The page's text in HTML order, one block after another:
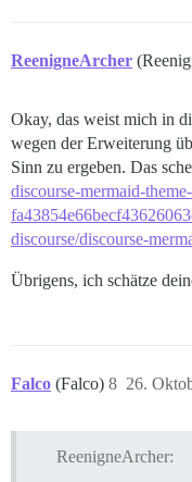
ReenigneArcher
Okay, das weist mich in
wegen der Erweiterung
Sinn zu ergeben. Das
discourse-mermaid-
discourse/discourse-
Übrigens, ich schätze
Falco (Falco) 26.
8
ReenigneArcher: